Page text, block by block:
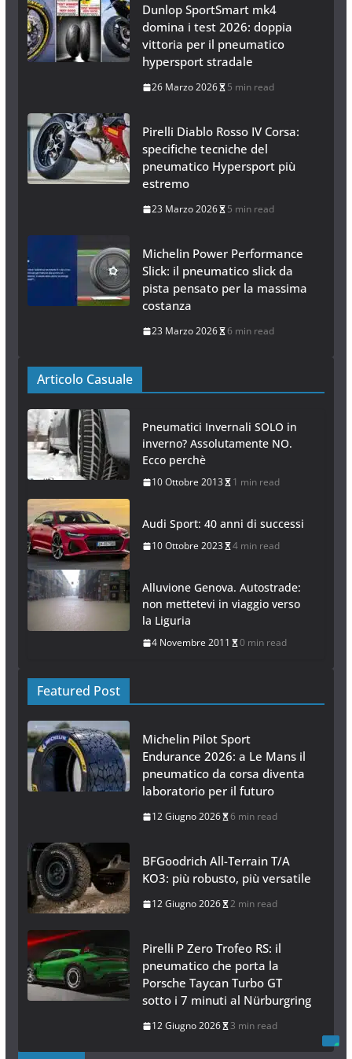
Dunlop SportSmart mk4
domina i test 2026: doppia
vittoria per il pneumatico
hypersport stradale
26 Marzo 2026 5 min read
Pirelli Diablo Rosso IV Corsa:
specifiche tecniche del
pneumatico Hypersport più
estremo
23 Marzo 2026 5 min read
Michelin Power Performance
Slick: il pneumatico slick da
pista pensato per la massima
costanza
23 Marzo 2026 6 min read
Articolo Casuale
Pneumatici Invernali SOLO in
inverno? Assolutamente NO.
Ecco perchè
10 Ottobre 2013 1 min read
Audi Sport: 40 anni di successi
10 Ottobre 2023 4 min read
Alluvione Genova. Autostrade:
non mettetevi in viaggio verso
la Liguria
4 Novembre 2011 0 min read
Featured Post
Michelin Pilot Sport
Endurance 2026: a Le Mans il
pneumatico da corsa diventa
laboratorio per il futuro
12 Giugno 2026 6 min read
BFGoodrich All-Terrain T/A
KO3: più robusto, più versatile
12 Giugno 2026 2 min read
Pirelli P Zero Trofeo RS: il
pneumatico che porta la
Porsche Taycan Turbo GT
sotto i 7 minuti al Nürburgring
12 Giugno 2026 3 min read